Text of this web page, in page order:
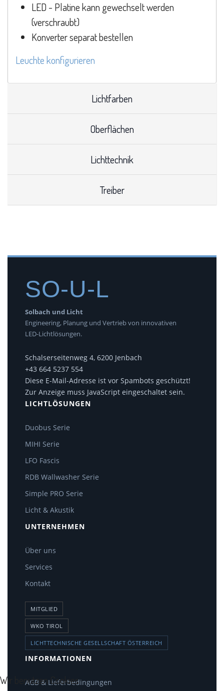
LED - Platine kann gewechselt werden
(verschraubt)
Konverter separat bestellen
Leuchte konfigurieren
Lichtfarben
Oberflächen
Lichttechnik
Treiber
SO-U-L
Solbach und Licht
Engineering, Planung und Vertrieb von innovativen
LED-Lichtlösungen.
Schalserseitenweg 4, 6200 Jenbach
+43 664 5237 554
Diese E-Mail-Adresse ist vor Spambots geschützt!
Zur Anzeige muss JavaScript eingeschaltet sein.
LICHTLÖSUNGEN
Duobus Serie
MIHI Serie
LFO Fascis
RDB Wallwasher Serie
Simple PRO Serie
Licht & Akustik
UNTERNEHMEN
Über uns
Services
Kontakt
MITGLIED
WKO TIROL
LICHTTECHNISCHE GESELLSCHAFT ÖSTERREICH
INFORMATIONEN
AGB & Lieferbedingungen
Wir benutzen Cookies